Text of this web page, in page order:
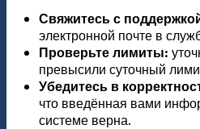
Свяжитесь с
электронной почте в
Проверьте лимиты:
превысили суточный
Убедитесь в
что введённая вами
системе верна.